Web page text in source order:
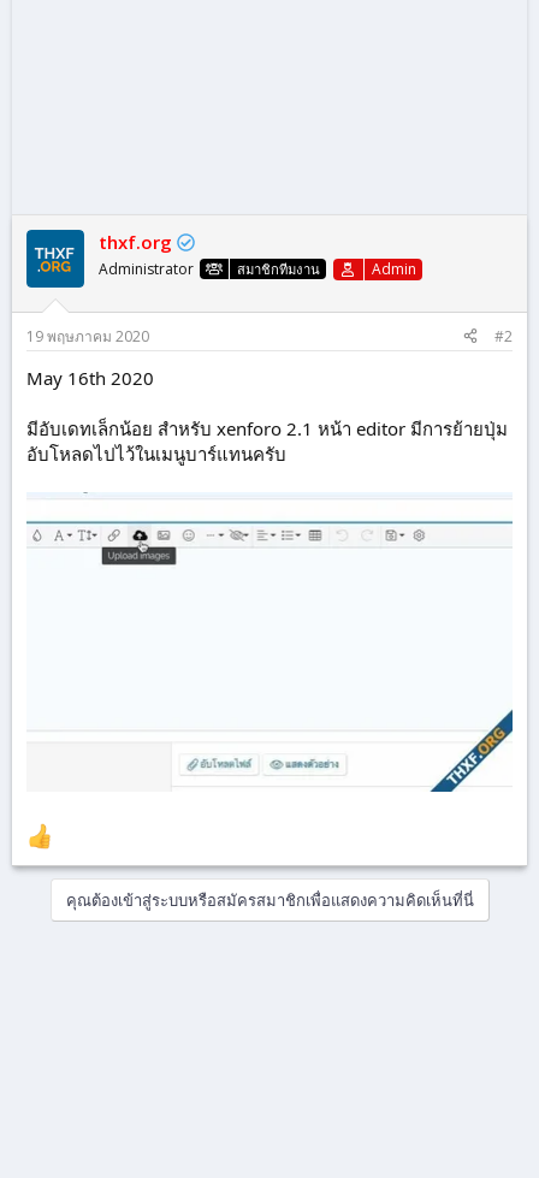
thxf.org
Administrator สมาชิกทีมงาน Admin
19 พฤษภาคม 2020 #2
May 16th 2020
มีอับเดทเล็กน้อย สำหรับ xenforo 2.1 หน้า editor มีการย้ายปุ่ม
อับโหลดไปไว้ในเมนูบาร์แทนครับ
คุณต้องเข้าสู่ระบบหรือสมัครสมาชิกเพื่อแสดงความคิดเห็นที่นี่